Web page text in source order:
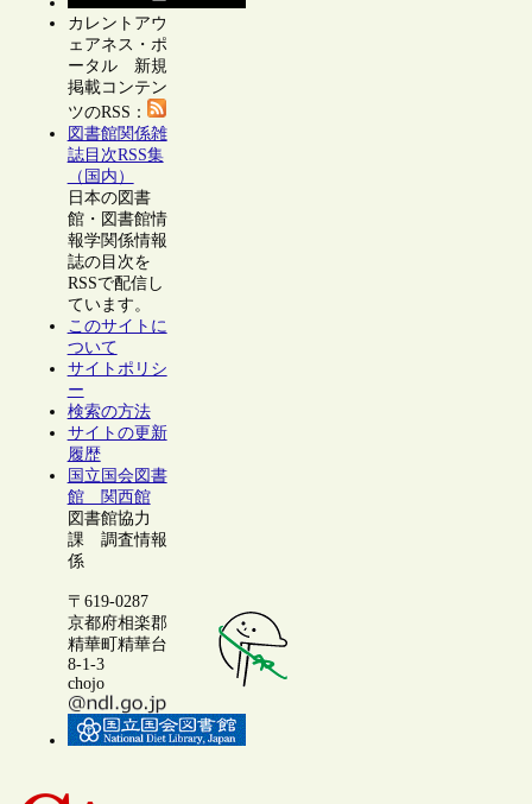
カレントアウ
ェアネス・ポ
ータル 新規
掲載コンテン
ツのRSS：
図書館関係雑
誌目次RSS集
（国内）
日本の図書
館・図書館情
報学関係情報
誌の目次を
RSSで配信し
ています。
このサイトに
ついて
サイトポリシ
ー
検索の方法
サイトの更新
履歴
国立国会図書
館 関西館
図書館協力
課 調査情報
係
〒619-0287
京都府相楽郡
精華町精華台
8-1-3
chojo